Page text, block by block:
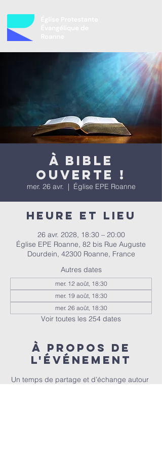
À bible
ouverte !
mer. 26 avr.
  |
Église EPE Roanne
Heure et lieu
26 avr. 2028, 18:30 – 20:00
Église EPE Roanne, 82 bis Rue Auguste
Dourdein, 42300 Roanne, France
Autres dates
mer. 12 août, 18:30
mer. 19 août, 18:30
mer. 26 août, 18:30
Voir toutes les 254 dates
À propos de
l'événement
Un temps de partage et d’échange autour